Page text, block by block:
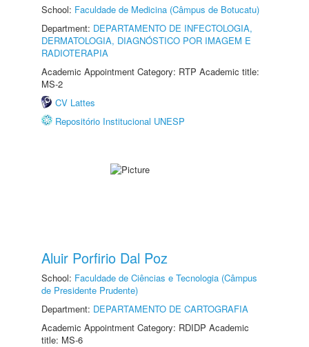
School: Faculdade de Medicina (Câmpus de Botucatu)
Department: DEPARTAMENTO DE INFECTOLOGIA,
DERMATOLOGIA, DIAGNÓSTICO POR IMAGEM E
RADIOTERAPIA
Academic Appointment Category: RTP Academic title:
MS-2
CV Lattes
Repositório Institucional UNESP
Aluir Porfirio Dal Poz
School: Faculdade de Ciências e Tecnologia (Câmpus
de Presidente Prudente)
Department: DEPARTAMENTO DE CARTOGRAFIA
Academic Appointment Category: RDIDP Academic
title: MS-6